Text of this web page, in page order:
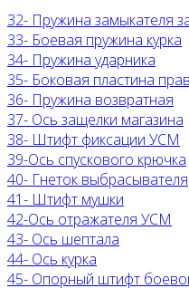
32- Пружина замыкателя
33- Боевая пружина курка
34- Пружина ударника
35- Боковая пластина
36- Пружина возвратная
37- Ось защелки магазина
38- Штифт фиксации УСМ
39-Ось спускового крючка
40- Гнеток выбрасывателя
41- Штифт мушки
42-Ось отражателя УСМ
43- Ось шептала
44- Ось курка
45- Опорный штифт